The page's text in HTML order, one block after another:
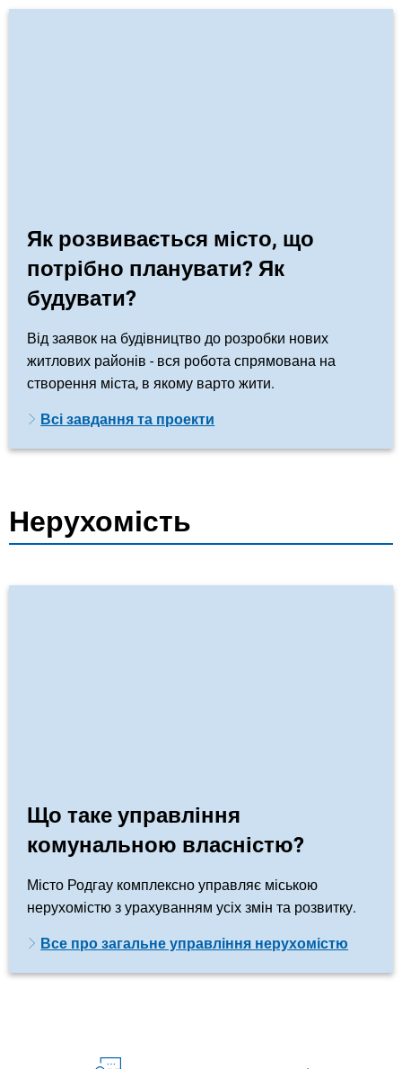
Як розвивається місто, що
потрібно планувати? Як
будувати?
Від заявок на будівництво до розробки нових
житлових районів - вся робота спрямована на
створення міста, в якому варто жити.
Всі завдання та проекти
Нерухомість
Що таке управління
комунальною власністю?
Місто Родгау комплексно управляє міською
нерухомістю з урахуванням усіх змін та розвитку.
Все про загальне управління нерухомістю